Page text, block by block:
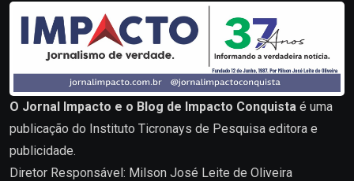
O Jornal Impacto e o Blog de Impacto Conquista é uma
publicação do Instituto Ticronays de Pesquisa editora e
publicidade.
Diretor Responsável: Milson José Leite de Oliveira